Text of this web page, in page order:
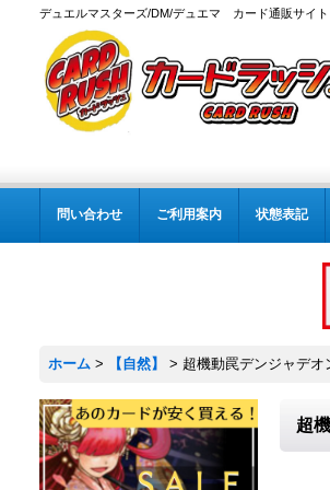
デュエルマスターズ/DM/デュエマ カード通販サイト
問い合わせ ご利用案内 状態表記
ホーム > 【自然】 > 超機動罠デンジャデ
超